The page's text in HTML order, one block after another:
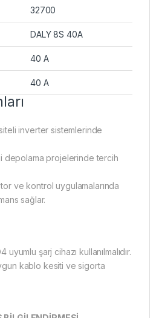
32700
DALY 8S 40A
40 A
40 A
inverter sistemlerinde
depolama projelerinde tercih
ve kontrol uygulamalarında
sağlar.
uyumlu şarj cihazı kullanılmalıdır.
kablo kesiti ve sigorta